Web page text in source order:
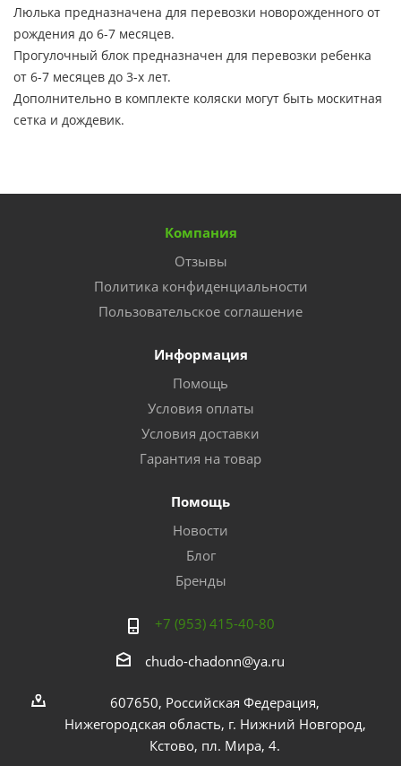
Люлька предназначена для перевозки новорожденного от
рождения до 6-7 месяцев.
Прогулочный блок предназначен для перевозки ребенка
от 6-7 месяцев до 3-х лет.
Дополнительно в комплекте коляски могут быть москитная
сетка и дождевик.
Компания
Отзывы
Политика конфиденциальности
Пользовательское соглашение
Информация
Помощь
Условия оплаты
Условия доставки
Гарантия на товар
Помощь
Новости
Блог
Бренды
+7 (953) 415-40-80
chudo-chadonn@ya.ru
607650, Российская Федерация,
Нижегородская область, г. Нижний Новгород,
Кстово, пл. Мира, 4.